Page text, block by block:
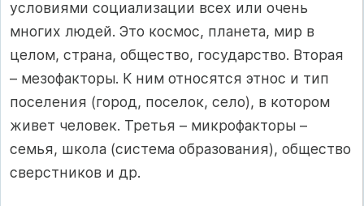
условиями социализации всех или очень
многих людей. Это космос, планета, мир в
целом, страна, общество, государство. Вторая
– мезофакторы. К ним относятся этнос и тип
поселения (город, поселок, село), в котором
живет человек. Третья – микрофакторы –
семья, школа (система образования), общество
сверстников и др.